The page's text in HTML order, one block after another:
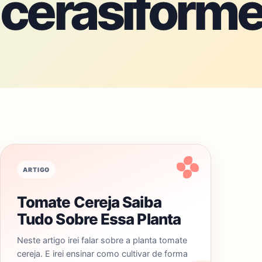
ARTIGO
Tomate Cereja Saiba
Tudo Sobre Essa Planta
Neste artigo irei falar sobre a planta tomate
cereja. E irei ensinar como cultivar de forma